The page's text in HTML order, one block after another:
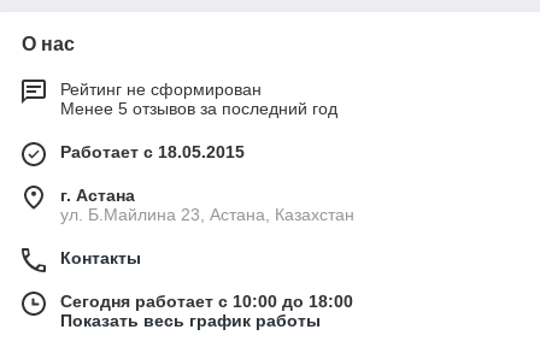
О нас
Рейтинг не сформирован
Менее 5 отзывов за последний год
Работает с 18.05.2015
г. Астана
ул. Б.Майлина 23, Астана, Казахстан
Контакты
Сегодня работает с 10:00 до 18:00
Показать весь график работы